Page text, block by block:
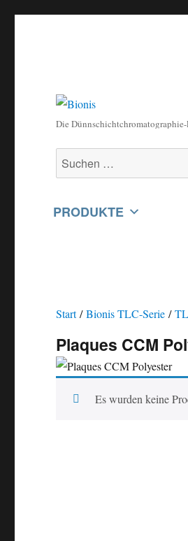
Die
Suchen
nach:
PRODUKTE
Start/Bionis TLC-Serie /
Plaques CCM
Es wurden keine